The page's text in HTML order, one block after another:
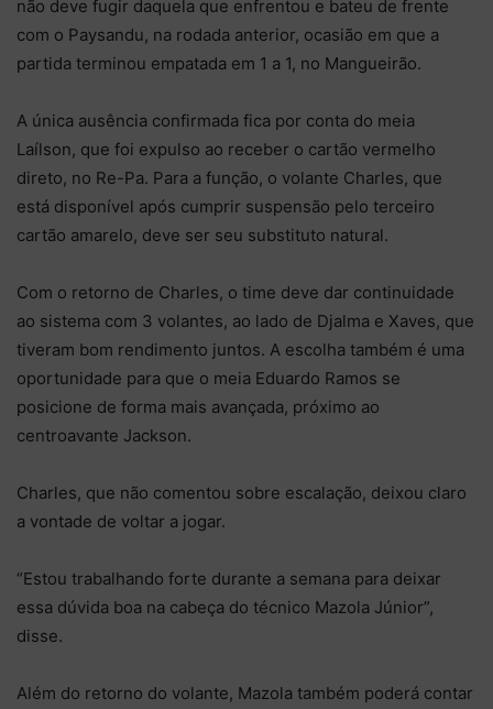
não deve fugir daquela que enfrentou e bateu de frente
com o Paysandu, na rodada anterior, ocasião em que a
partida terminou empatada em 1 a 1, no Mangueirão.
A única ausência confirmada fica por conta do meia
Laílson, que foi expulso ao receber o cartão vermelho
direto, no Re-Pa. Para a função, o volante Charles, que
está disponível após cumprir suspensão pelo terceiro
cartão amarelo, deve ser seu substituto natural.
Com o retorno de Charles, o time deve dar continuidade
ao sistema com 3 volantes, ao lado de Djalma e Xaves, que
tiveram bom rendimento juntos. A escolha também é uma
oportunidade para que o meia Eduardo Ramos se
posicione de forma mais avançada, próximo ao
centroavante Jackson.
Charles, que não comentou sobre escalação, deixou claro
a vontade de voltar a jogar.
“Estou trabalhando forte durante a semana para deixar
essa dúvida boa na cabeça do técnico Mazola Júnior”,
disse.
Além do retorno do volante, Mazola também poderá contar